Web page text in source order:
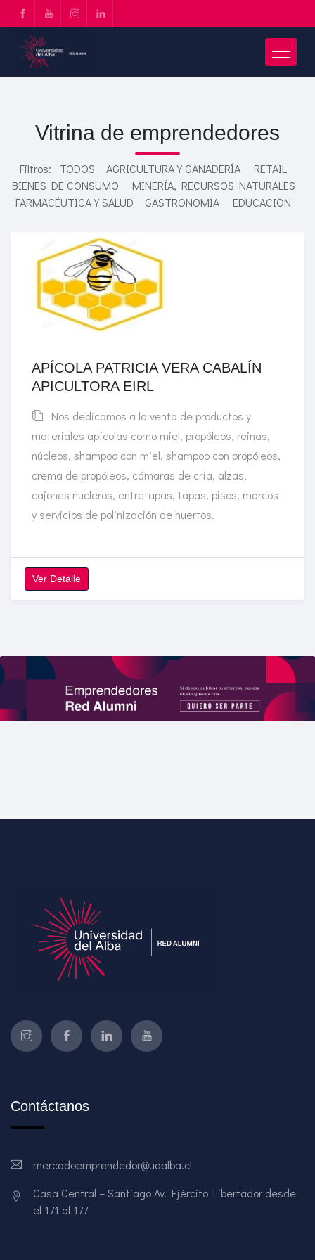
Vitrina de emprendedores
Filtros: TODOS AGRICULTURA Y GANADERÍA
RETAIL
BIENES DE CONSUMO
MINERÍA, RECURSOS NATURALES
FARMACÉUTICA Y SALUD
GASTRONOMÍA EDUCACIÓN
APÍCOLA PATRICIA VERA CABALÍN
APICULTORA EIRL
Nos dedicamos a la venta de productos y
materiales apícolas como miel, propóleos, reinas,
núcleos, shampoo con miel, shampoo con propóleos,
crema de propóleos, cámaras de cría, alzas,
cajones nucleros, entretapas, tapas, pisos, marcos
y servicios de polinización de huertos.
Ver Detalle
Contáctanos
mercadoemprendedor@udalba.cl
Casa Central – Santiago Av. Ejército Libertador desde
el 171 al 177